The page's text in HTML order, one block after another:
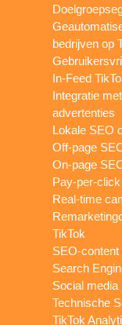
bedrijven op
In-Feed
Integratie
advertenties
Lokale SEO
Off-page
On-page
Pay-per-
Real-time
TikTok
SEO-
Search
Social
Technische
TikTok